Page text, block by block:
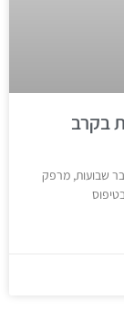
בקרב
שבועות, מרפק